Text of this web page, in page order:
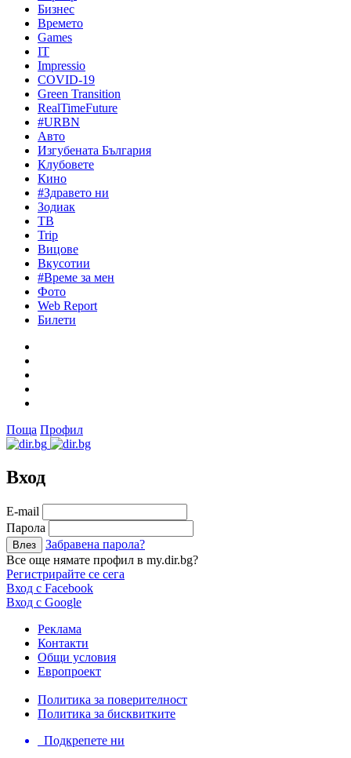
Бизнес
Времето
Games
IT
Impressio
COVID-19
Green Transition
RealTimeFuture
#URBN
Авто
Изгубената България
Клубовете
Кино
#Здравето ни
Зодиак
ТВ
Trip
Вицове
Вкусотии
#Време за мен
Фото
Web Report
Билети
Поща Профил
Вход
Е-mail
Парола
Забравена парола?
Все още нямате профил в my.dir.bg?
Регистрирайте се сега
Вход с Facebook
Вход с Google
Реклама
Контакти
Общи условия
Европроект
Политика за поверителност
Политика за бисквитките
Подкрепете ни